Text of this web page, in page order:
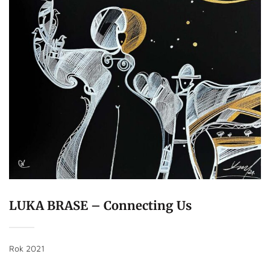
LUKA BRASE – Connecting Us
Rok 2021